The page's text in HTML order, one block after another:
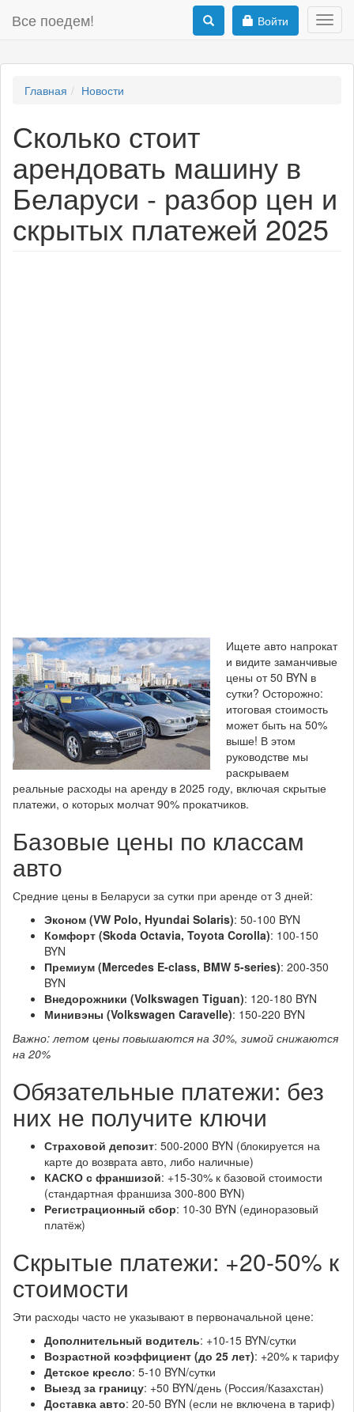
Все поедем! Войти
Главная Новости
Сколько стоит
арендовать машину в
Беларуси - разбор цен и
скрытых платежей 2025
Ищете авто напрокат
и видите заманчивые
цены от 50 BYN в
сутки? Осторожно:
итоговая стоимость
может быть на 50%
выше! В этом
руководстве мы
раскрываем
реальные расходы на аренду в 2025 году, включая скрытые
платежи, о которых молчат 90% прокатчиков.
Базовые цены по классам
авто
Средние цены в Беларуси за сутки при аренде от 3 дней:
Эконом (VW Polo, Hyundai Solaris): 50-100 BYN
Комфорт (Skoda Octavia, Toyota Corolla): 100-150
BYN
Премиум (Mercedes E-class, BMW 5-series): 200-350
BYN
Внедорожники (Volkswagen Tiguan): 120-180 BYN
Минивэны (Volkswagen Caravelle): 150-220 BYN
Важно: летом цены повышаются на 30%, зимой снижаются
на 20%
Обязательные платежи: без
них не получите ключи
Страховой депозит: 500-2000 BYN (блокируется на
карте до возврата авто, либо наличные)
КАСКО с франшизой: +15-30% к базовой стоимости
(стандартная франшиза 300-800 BYN)
Регистрационный сбор: 10-30 BYN (единоразовый
платёж)
Скрытые платежи: +20-50% к
стоимости
Эти расходы часто не указывают в первоначальной цене:
Дополнительный водитель: +10-15 BYN/сутки
Возрастной коэффициент (до 25 лет): +20% к тарифу
Детское кресло: 5-10 BYN/сутки
Выезд за границу: +50 BYN/день (Россия/Казахстан)
Доставка авто: 20-50 BYN (если не включена в тариф)